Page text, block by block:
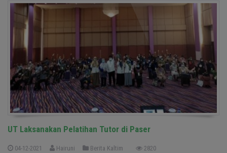
UT Laksanakan Pelatihan Tutor di Paser
04-12-2021 Hairuni Berita Kaltim 2820